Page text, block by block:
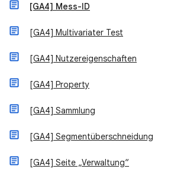
[GA4] Mess-ID
[GA4] Multivariater Test
[GA4] Nutzereigenschaften
[GA4] Property
[GA4] Sammlung
[GA4] Segmentüberschneidung
[GA4] Seite „Verwaltung“